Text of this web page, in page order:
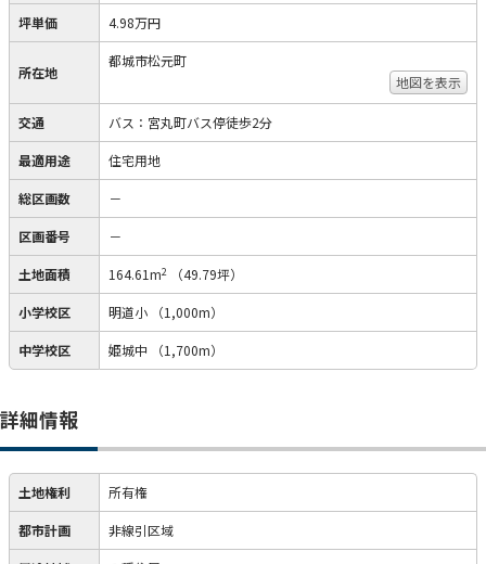
坪単価 4.98万円
所在地
都城市松元町
地図を表示
交通 バス：宮丸町バス停徒歩2分
最適用途 住宅用地
総区画数 －
区画番号 －
土地面積 164.61m2 （49.79坪）
小学校区 明道小 （1,000m）
中学校区 姫城中 （1,700m）
詳細情報
土地権利 所有権
都市計画 非線引区域